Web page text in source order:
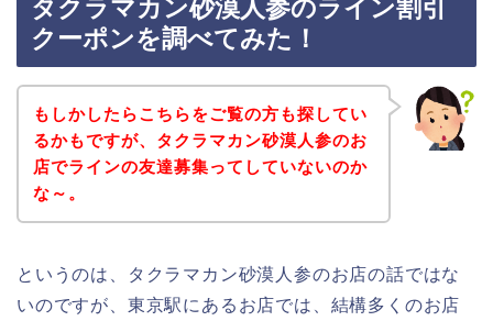
タクラマカン砂漠人参のライン割引
クーポンを調べてみた！
もしかしたらこちらをご覧の方も探してい
るかもですが、タクラマカン砂漠人参のお
店でラインの友達募集ってしていないのか
な～。
というのは、タクラマカン砂漠人参のお店の話ではな
いのですが、東京駅にあるお店では、結構多くのお店